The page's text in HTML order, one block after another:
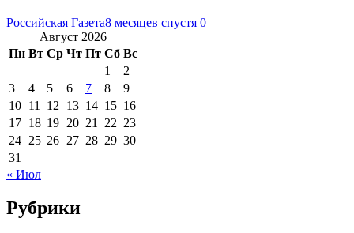
Российская Газета8 месяцев спустя 0
Август 2026
Пн Вт Ср Чт Пт Сб Вс
1
2
3
4 5 6 7 8
9
10 11 12 13 14 15 16
17 18 19 20 21 22 23
24 25 26 27 28 29 30
31
« Июл
Рубрики